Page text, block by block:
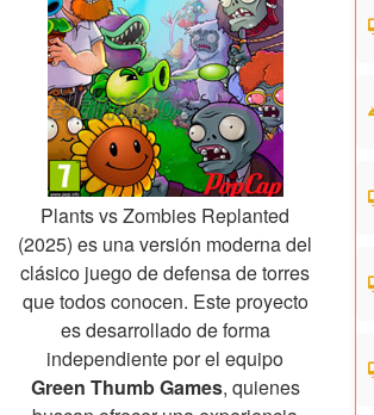
Plants vs Zombies Replanted
(2025) es una versión moderna del
clásico juego de defensa de torres
que todos conocen. Este proyecto
es desarrollado de forma
independiente por el equipo
Green Thumb Games, quienes